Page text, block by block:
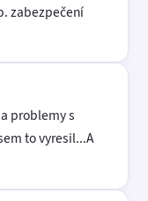
zabezpečení
problemy s
to vyresil...A